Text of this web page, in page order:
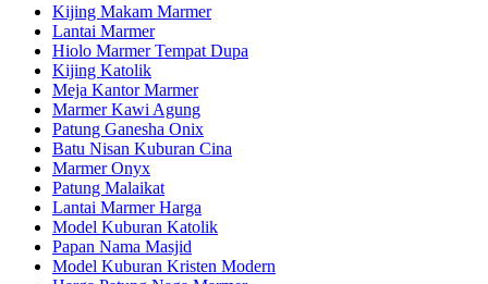
Kijing Makam Marmer
Lantai Marmer
Hiolo Marmer Tempat Dupa
Kijing Katolik
Meja Kantor Marmer
Marmer Kawi Agung
Patung Ganesha Onix
Batu Nisan Kuburan Cina
Marmer Onyx
Patung Malaikat
Lantai Marmer Harga
Model Kuburan Katolik
Papan Nama Masjid
Model Kuburan Kristen Modern